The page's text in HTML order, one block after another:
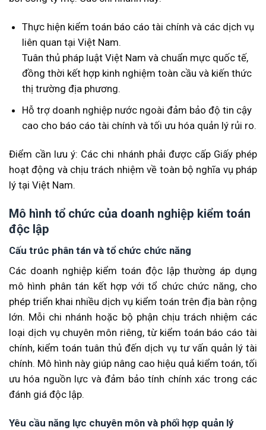
Thực hiện kiểm toán báo cáo tài chính và các dịch vụ
liên quan tại Việt Nam.
Tuân thủ pháp luật Việt Nam và chuẩn mực quốc tế,
đồng thời kết hợp kinh nghiệm toàn cầu và kiến thức
thị trường địa phương.
Hỗ trợ doanh nghiệp nước ngoài đảm bảo độ tin cậy
cao cho báo cáo tài chính và tối ưu hóa quản lý rủi ro.
Điểm cần lưu ý: Các chi nhánh phải được cấp Giấy phép
hoạt động và chịu trách nhiệm về toàn bộ nghĩa vụ pháp
lý tại Việt Nam.
Mô hình tổ chức của doanh nghiệp kiểm toán
độc lập
Cấu trúc phân tán và tổ chức chức năng
Các doanh nghiệp kiểm toán độc lập thường áp dụng
mô hình phân tán kết hợp với tổ chức chức năng, cho
phép triển khai nhiều dịch vụ kiểm toán trên địa bàn rộng
lớn. Mỗi chi nhánh hoặc bộ phận chịu trách nhiệm các
loại dịch vụ chuyên môn riêng, từ kiểm toán báo cáo tài
chính, kiểm toán tuân thủ đến dịch vụ tư vấn quản lý tài
chính. Mô hình này giúp nâng cao hiệu quả kiểm toán, tối
ưu hóa nguồn lực và đảm bảo tính chính xác trong các
đánh giá độc lập.
Yêu cầu năng lực chuyên môn và phối hợp quản lý